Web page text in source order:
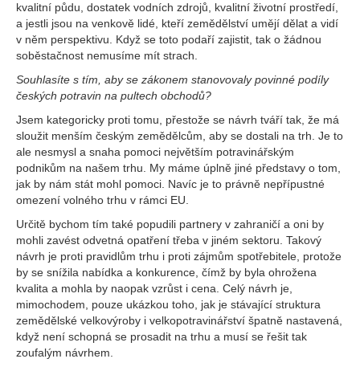
kvalitní půdu, dostatek vodních zdrojů, kvalitní životní prostředí,
a jestli jsou na venkově lidé, kteří zemědělství umějí dělat a vidí
v něm perspektivu. Když se toto podaří zajistit, tak o žádnou
soběstačnost nemusíme mít strach.
Souhlasíte s tím, aby se zákonem stanovovaly povinné podíly
českých potravin na pultech obchodů?
Jsem kategoricky proti tomu, přestože se návrh tváří tak, že má
sloužit menším českým zemědělcům, aby se dostali na trh. Je to
ale nesmysl a snaha pomoci největším potravinářským
podnikům na našem trhu. My máme úplně jiné představy o tom,
jak by nám stát mohl pomoci. Navíc je to právně nepřípustné
omezení volného trhu v rámci EU.
Určitě bychom tím také popudili partnery v zahraničí a oni by
mohli zavést odvetná opatření třeba v jiném sektoru. Takový
návrh je proti pravidlům trhu i proti zájmům spotřebitele, protože
by se snížila nabídka a konkurence, čímž by byla ohrožena
kvalita a mohla by naopak vzrůst i cena. Celý návrh je,
mimochodem, pouze ukázkou toho, jak je stávající struktura
zemědělské velkovýroby i velkopotravinářství špatně nastavená,
když není schopná se prosadit na trhu a musí se řešit tak
zoufalým návrhem.